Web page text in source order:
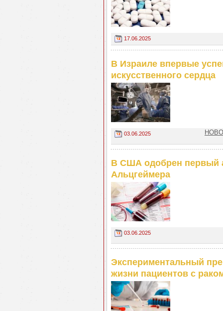
17.06.2025
В Израиле впервые
искусственного сердца
03.06.2025
В США одобрен первый
Альцгеймера
03.06.2025
Экспериментальный
жизни пациентов с